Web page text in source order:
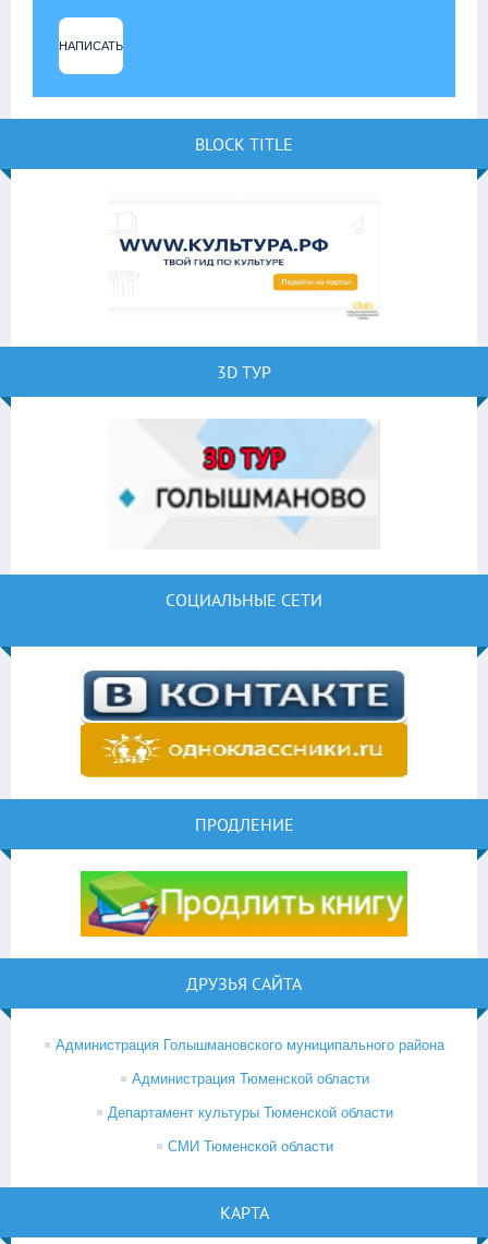
НАПИСАТЬ
BLOCK TITLE
3D ТУР
СОЦИАЛЬНЫЕ СЕТИ
ПРОДЛЕНИЕ
ДРУЗЬЯ САЙТА
Администрация Голышмановского муниципального района
Администрация Тюменской области
Департамент культуры Тюменской области
СМИ Тюменской области
КАРТА